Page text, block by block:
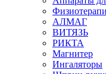
АЛМАГ
ВИТЯЗЬ
РИКТА
Магнитер
Ингаляторы